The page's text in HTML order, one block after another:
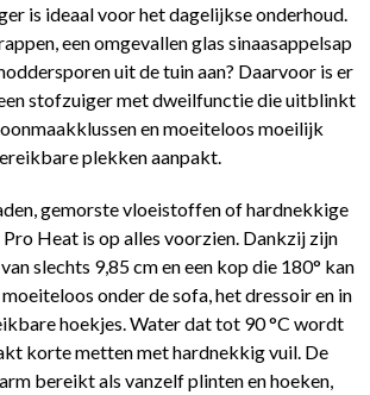
is ideaal voor het dagelijkse onderhoud.
een omgevallen glas sinaasappelsap
uit de tuin aan? Daarvoor is er
stofzuiger met dweilfunctie die uitblinkt
en moeiteloos moeilijk
plekken aanpakt.
gemorste vloeistoffen of hardnekkige
Heat is op alles voorzien. Dankzij zijn
slechts 9,85 cm en een kop die 180° kan
onder de sofa, het dressoir en in
hoekjes. Water dat tot 90 °C wordt
korte metten met hardnekkig vuil. De
bereikt als vanzelf plinten en hoeken,